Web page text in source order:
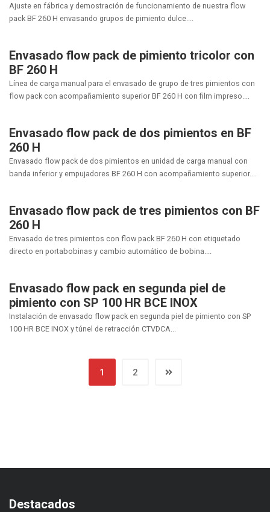
Ajuste en fábrica y demostración de funcionamiento de nuestra flow
pack BF 260 H envasando grupos de pimiento dulce....
Envasado flow pack de pimiento tricolor con
BF 260 H
Línea de carga manual para el envasado de grupo de tres pimientos con
flow pack con acompañamiento superior BF 260 H con film impreso....
Envasado flow pack de dos pimientos en BF
260 H
Envasado flow pack de dos pimientos en unidad de carga manual con
banda inferior y empujadores BF 260 H con acompañamiento superior....
Envasado flow pack de tres pimientos con BF
260 H
Envasado de tres pimientos con flow pack BF 260 H con etiquetado
directo en portabobinas y cambio automático de bobina....
Envasado flow pack en segunda piel de
pimiento con SP 100 HR BCE INOX
Instalación de envasado flow pack en segunda piel de pimiento con SP
100 HR BCE INOX y túnel de retracción CTVDCA...
1 2
Destacados